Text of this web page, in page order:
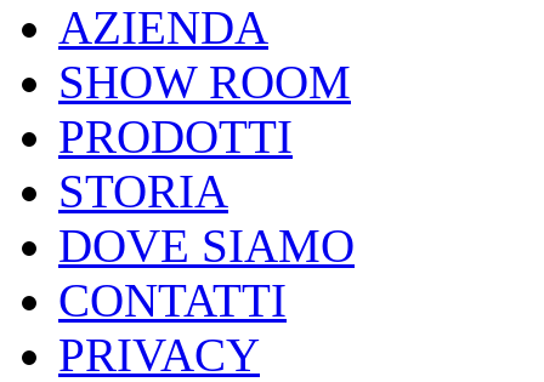
AZIENDA
SHOW ROOM
PRODOTTI
STORIA
DOVE SIAMO
CONTATTI
PRIVACY